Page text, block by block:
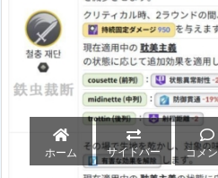
ホーム サイドバー コメ